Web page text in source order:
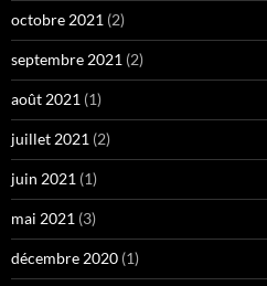
octobre 2021 (2)
septembre 2021 (2)
août 2021 (1)
juillet 2021 (2)
juin 2021 (1)
mai 2021 (3)
décembre 2020 (1)